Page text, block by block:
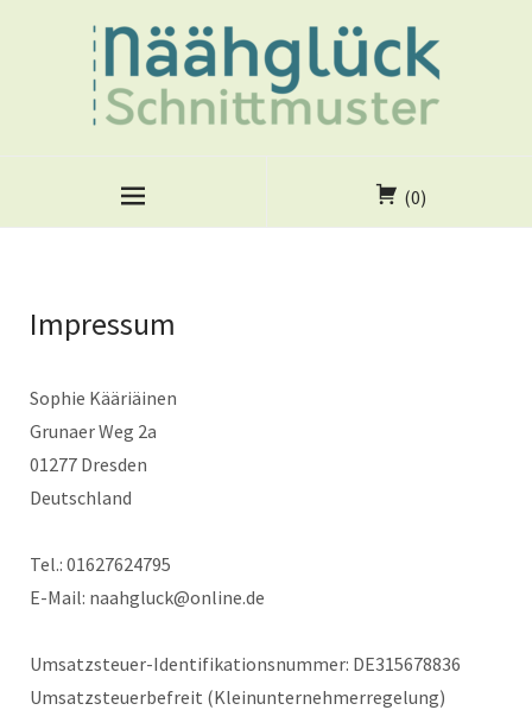
(0)
Impressum
Sophie Kääriäinen
Grunaer Weg 2a
01277 Dresden
Deutschland
Tel.: 01627624795
E-Mail: naahgluck@online.de
Umsatzsteuer-Identifikationsnummer: DE315678836
Umsatzsteuerbefreit (Kleinunternehmerregelung)